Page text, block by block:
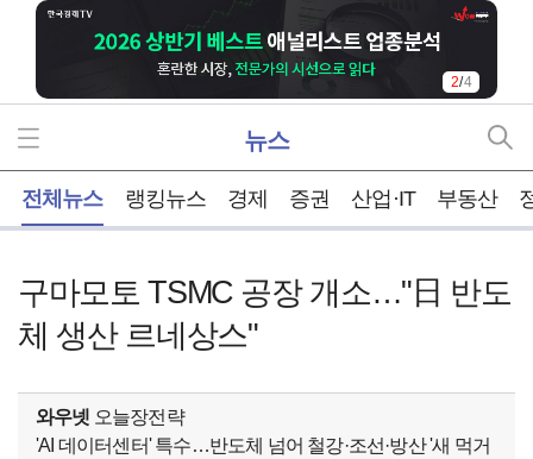
2/4
뉴스
전체뉴스 랭킹뉴스 경제 증권 산업·IT 부동산
구마모토 TSMC 공장 개소…"日 반도
체 생산 르네상스"
와우넷 오늘장전략
'AI 데이터센터' 특수…반도체 넘어 철강·조선·방산 '새 먹거